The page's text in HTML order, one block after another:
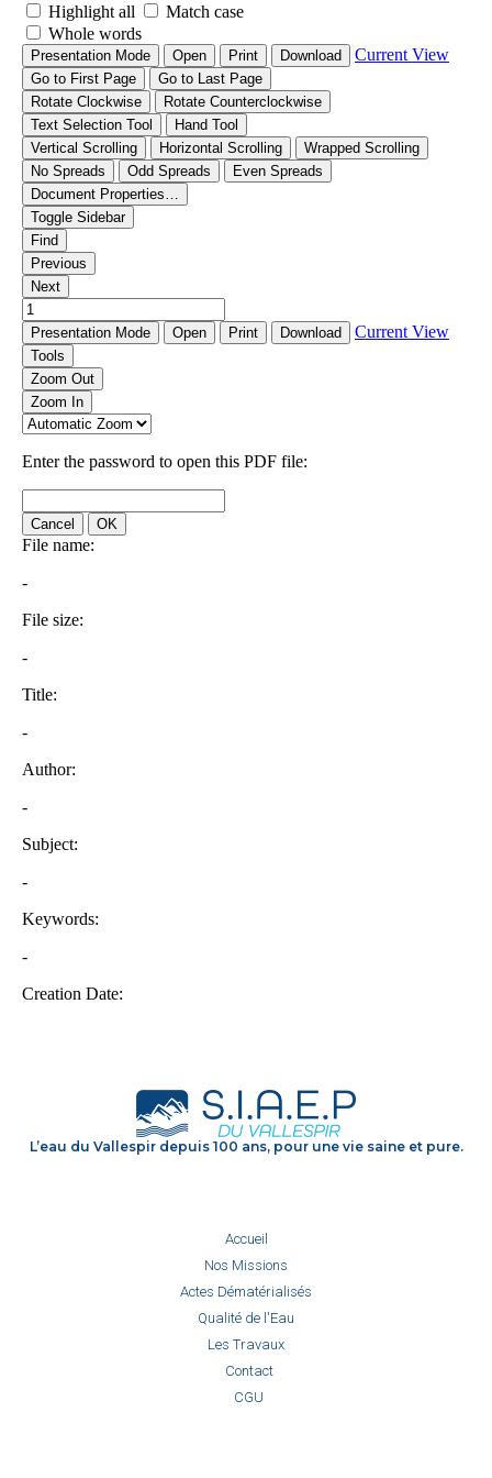
L’eau du Vallespir depuis 100 ans, pour une vie saine et pure.
Accueil
Nos Missions
Actes Dématérialisés
Qualité de l'Eau
Les Travaux
Contact
CGU